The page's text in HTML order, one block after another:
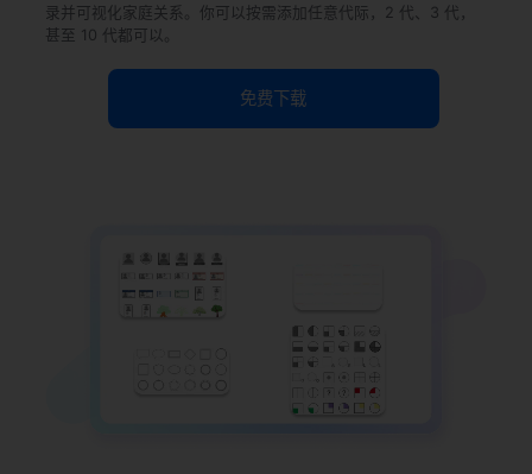
录并可视化家庭关系。你可以按需添加任意代际，2 代、3 代，
甚至 10 代都可以。
免费下载